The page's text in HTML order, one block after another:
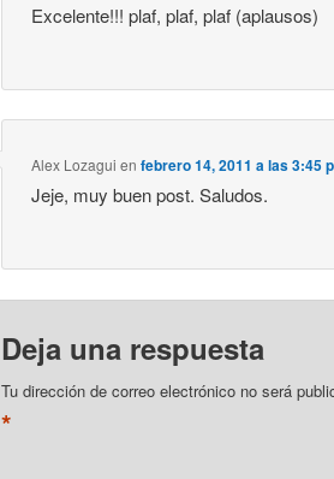
Excelente!!! plaf, plaf, plaf (aplausos)
Alex Lozagui enfebrero 14, 2011 a las 3:45
Jeje, muy buen post. Saludos.
Deja una respuesta
Tu dirección de correo electrónico no será
*